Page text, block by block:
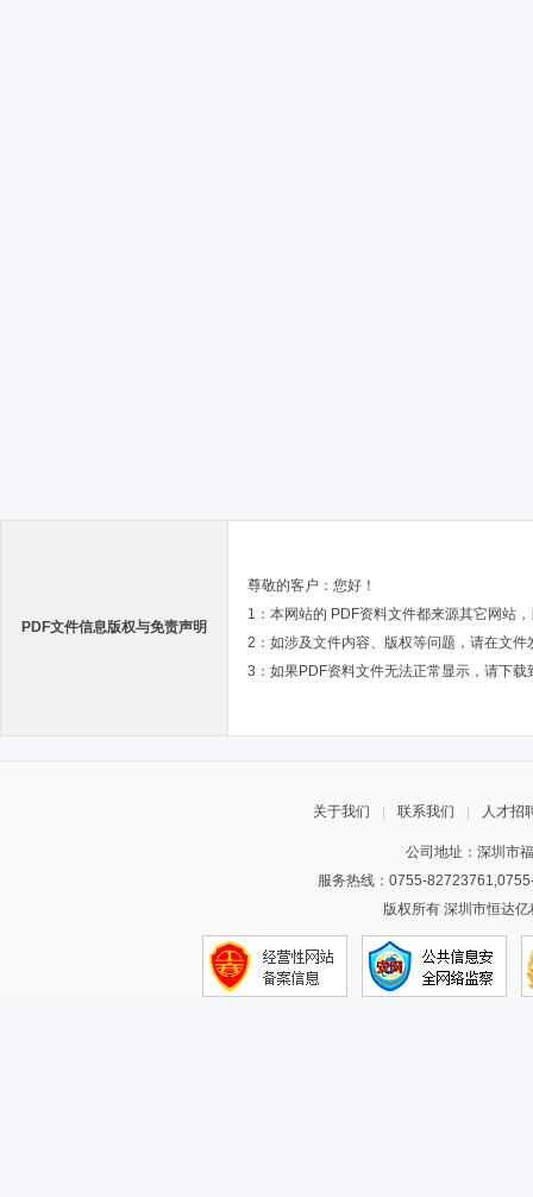
PDF文件信息版权与免责声明
尊敬的客户：您好！
1：本网站的 PDF资料文件都来源其它网站
2：如涉及文件内容、版权等问题，请在文
3：如果PDF资料文件无法正常显示，请下
关于我们 联系我们 人才招
公司地址：深圳市
服务热线：0755-
版权所有 深圳市恒达